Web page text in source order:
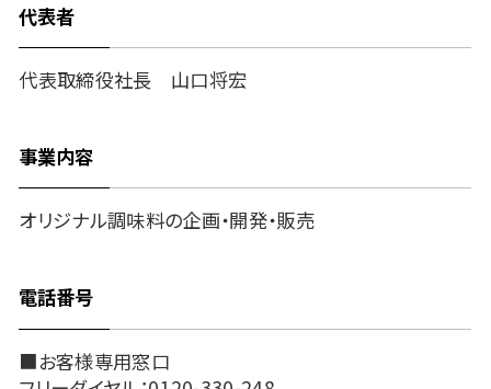
代表者
代表取締役社長 山口将宏
事業内容
オリジナル調味料の企画・開発・販売
電話番号
■お客様専用窓口